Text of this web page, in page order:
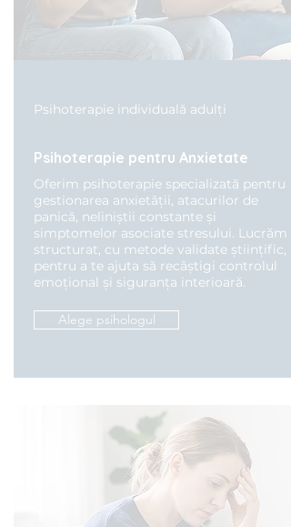
Psihoterapie individuală adulți
Psihoterapie pentru Anxietate
Oferim psihoterapie specializată pentru
gestionarea anxietății, atacurilor de
panică, neliniștii constante și
simptomelor asociate stresului. Lucrăm
structurat, cu metode validate științific,
pentru a te ajuta să recâștigi controlul
emoțional și siguranța interioară.
Alege psihologul